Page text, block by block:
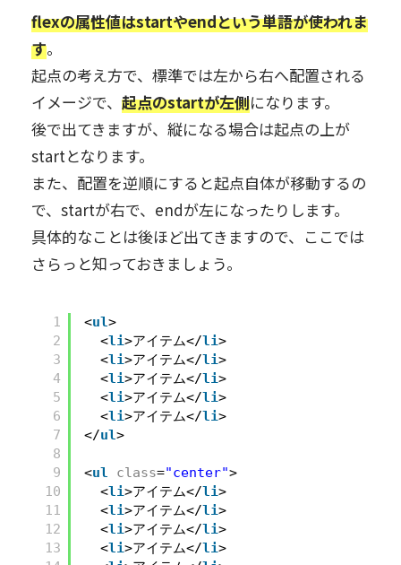
flexの属性値はstartやendという単語が使われま
す。
起点の考え方で、標準では左から右へ配置される
イメージで、 起点のstartが左側になります。
後で出てきますが、縦になる場合は起点の上が
startとなります。
また、配置を逆順にすると起点自体が移動するの
で、startが右で、endが左になったりします。
具体的なことは後ほど出てきますので、ここでは
さらっと知っておきましょう。
1
2
3
4
5
6
7
8
9
10
11
12
13
<ul>
<li>アイテム</li>
<li>アイテム</li>
<li>アイテム</li>
<li>アイテム</li>
<li>アイテム</li>
</ul>
<ul class="center">
<li>アイテム</li>
<li>アイテム</li>
<li>アイテム</li>
<li>アイテム</li>